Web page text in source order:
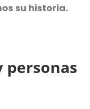
su historia.
personas